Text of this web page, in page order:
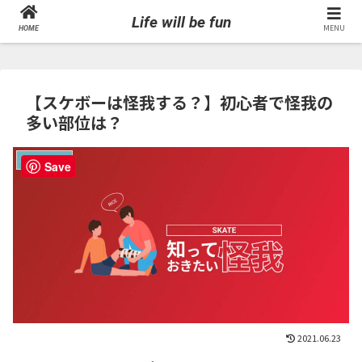
【スケボーは怪我する？】初心者で怪我の
多い部位は？
初心者ガイド
2021.06.23
HOME Life will be fun MENU
Save